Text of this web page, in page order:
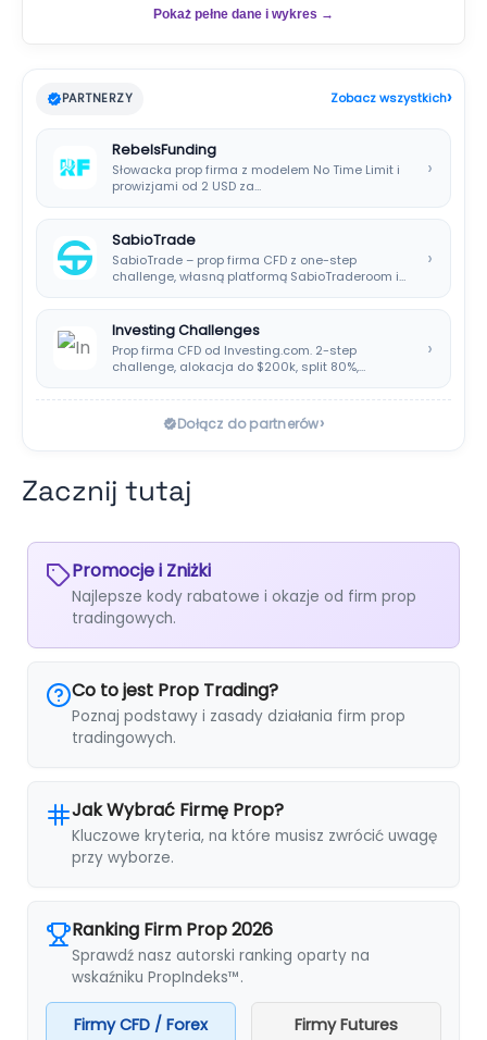
Pokaż pełne dane i wykres →
PARTNERZY Zobacz wszystkich›
RebelsFunding
Słowacka prop firma z modelem No Time Limit i
prowizjami od 2 USD za…
›
SabioTrade
SabioTrade – prop firma CFD z one-step
challenge, własną platformą SabioTraderoom i
›
Investing Challenges
Prop firma CFD od Investing.com. 2-step
challenge, alokacja do $200k, split 80%,
›
Dołącz do partnerów›
Zacznij tutaj
Promocje i Zniżki
Najlepsze kody rabatowe i okazje od firm prop
tradingowych.
Co to jest Prop Trading?
Poznaj podstawy i zasady działania firm prop
tradingowych.
Jak Wybrać Firmę Prop?
Kluczowe kryteria, na które musisz zwrócić uwagę
przy wyborze.
Ranking Firm Prop 2026
Sprawdź nasz autorski ranking oparty na
wskaźniku PropIndeks™.
Firmy CFD / Forex Firmy Futures